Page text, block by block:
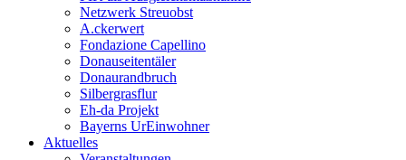
Netzwerk Streuobst
A.ckerwert
Fondazione Capellino
Donauseitentäler
Donaurandbruch
Silbergrasflur
Eh-da Projekt
Bayerns UrEinwohner
Aktuelles